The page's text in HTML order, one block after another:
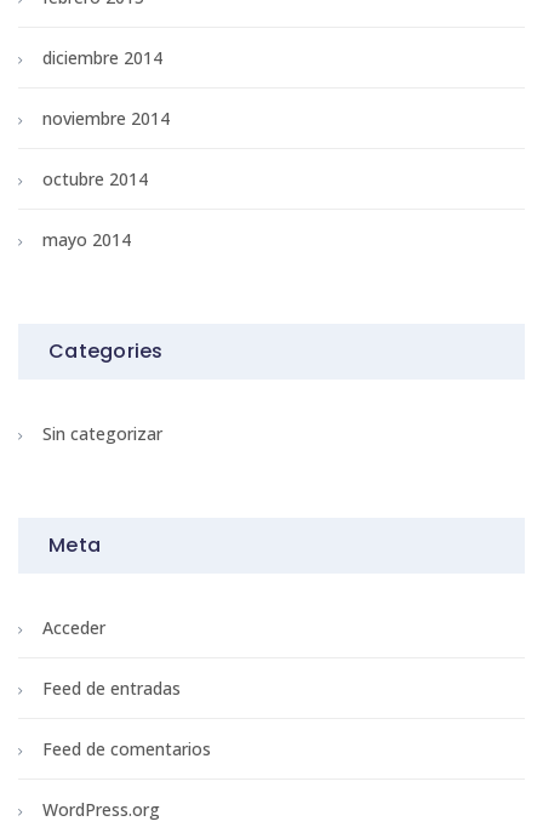
diciembre 2014
noviembre 2014
octubre 2014
mayo 2014
Categories
Sin categorizar
Meta
Acceder
Feed de entradas
Feed de comentarios
WordPress.org